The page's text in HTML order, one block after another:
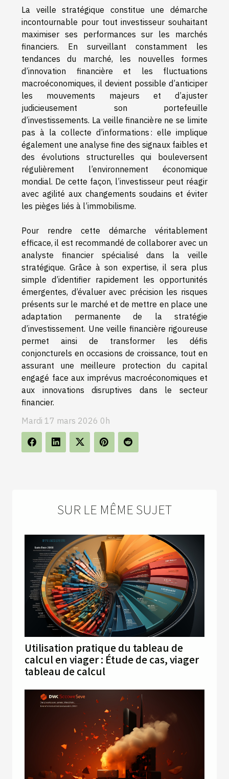
La veille stratégique constitue une démarche
incontournable pour tout investisseur souhaitant
maximiser ses performances sur les marchés
financiers. En surveillant constamment les
tendances du marché, les nouvelles formes
d’innovation financière et les fluctuations
macroéconomiques, il devient possible d’anticiper
les mouvements majeurs et d’ajuster
judicieusement son portefeuille
d’investissements. La veille financière ne se limite
pas à la collecte d’informations : elle implique
également une analyse fine des signaux faibles et
des évolutions structurelles qui bouleversent
régulièrement l’environnement économique
mondial. De cette façon, l’investisseur peut réagir
avec agilité aux changements soudains et éviter
les pièges liés à l’immobilisme.
Pour rendre cette démarche véritablement
efficace, il est recommandé de collaborer avec un
analyste financier spécialisé dans la veille
stratégique. Grâce à son expertise, il sera plus
simple d’identifier rapidement les opportunités
émergentes, d’évaluer avec précision les risques
présents sur le marché et de mettre en place une
adaptation permanente de la stratégie
d’investissement. Une veille financière rigoureuse
permet ainsi de transformer les défis
conjoncturels en occasions de croissance, tout en
assurant une meilleure protection du capital
engagé face aux imprévus macroéconomiques et
aux innovations disruptives dans le secteur
financier.
Mardi 17 mars 2026 0h
SUR LE MÊME SUJET
Utilisation pratique du tableau de
calcul en viager : Étude de cas, viager
tableau de calcul